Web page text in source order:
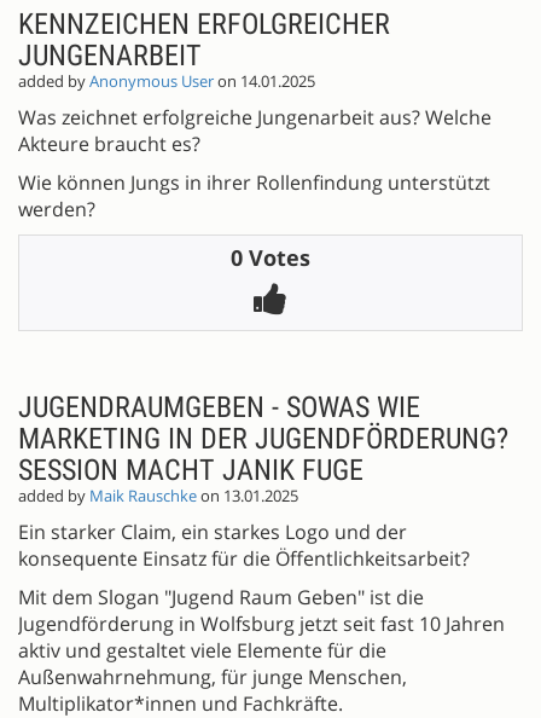
KENNZEICHEN ERFOLGREICHER
JUNGENARBEIT
added byAnonymous Useron 14.01.2025
Was zeichnet erfolgreiche Jungenarbeit aus? Welche
Akteure braucht es?
Wie können Jungs in ihrer Rollenfindung unterstützt
werden?
0 Votes
JUGENDRAUMGEBEN - SOWAS WIE
MARKETING IN DER JUGENDFÖRDERUNG?
SESSION MACHT JANIK FUGE
added by Maik Rauschkeon 13.01.2025
Ein starker Claim, ein starkes Logo und der
konsequente Einsatz für die Öffentlichkeitsarbeit?
Mit dem Slogan "Jugend Raum Geben" ist die
Jugendförderung in Wolfsburg jetzt seit fast 10 Jahren
aktiv und gestaltet viele Elemente für die
Außenwahrnehmung, für junge Menschen,
Multiplikator*innen und Fachkräfte.